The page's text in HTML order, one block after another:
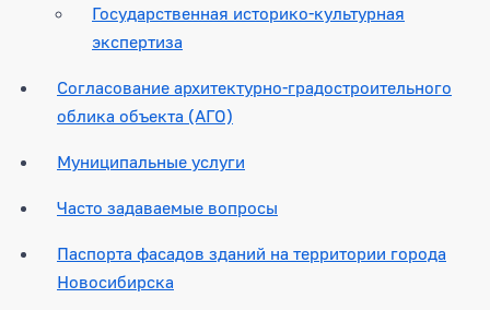
Государственная историко-культурная
экспертиза
Согласование архитектурно-градостроительного
облика объекта (АГО)
Муниципальные услуги
Часто задаваемые вопросы
Паспорта фасадов зданий на территории города
Новосибирска